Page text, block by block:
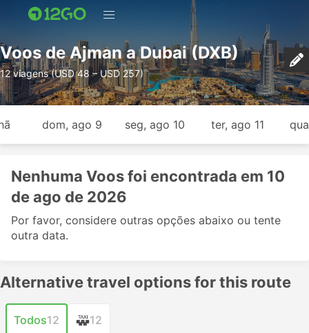
Voos de Ajman a Dubai (DXB)
12 viagens (USD 48 – USD 257)
dom, ago 9 seg, ago 10 ter, ago 11
Nenhuma Voos foi encontrada em 10
de ago de 2026
Por favor, considere outras opções abaixo ou tente
outra data.
Alternative travel options for this route
Todos12 12